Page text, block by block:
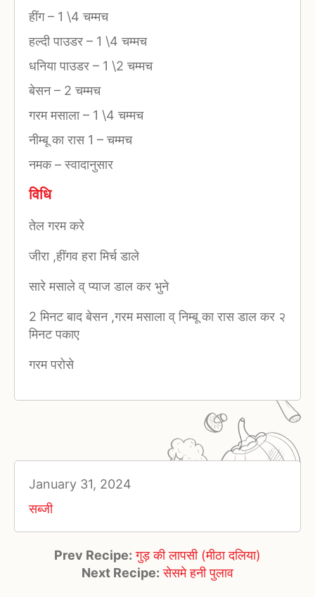
हींग– 1 \4 चम्मच
हल्दी पाउडर – 1 \4 चम्मच
धनिया पाउडर – 1 \2 चम्मच
बेसन– 2 चम्मच
गरम मसाला– 1 \4 चम्मच
नीम्बू का रास 1 –चम्मच
नमक–स्वादानुसार
विधि
तेल गरम करे
जीरा ,हींगव हरा मिर्च डाले
सारे मसाले व् प्याज डाल कर भुने
2 मिनट बाद बेसन ,गरम मसाला व् निम्बू का रास डाल कर २
मिनट पकाए
गरम परोसे
January 31, 2024
सब्जी
Prev Recipe: गुड़ की लापसी (मीठा दलिया)
Next Recipe: सेसमे हनी पुलाव